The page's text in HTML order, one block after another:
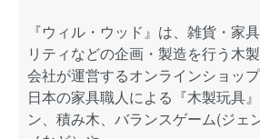
『ウィル・ウッド』は、雑貨・家
リティなどの企画・製造を行う木
会社が運営するオンラインショップ
日本の家具職人による『木製玩具
ン、積み木、バランスゲーム(ジェ